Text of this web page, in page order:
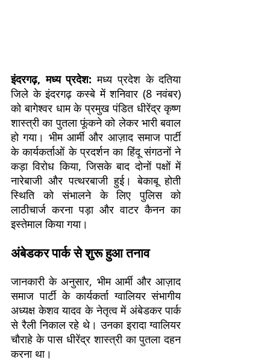
इंदरगढ़, मध्य प्रदेश: मध्य प्रदेश के दतिया
जिले के इंदरगढ़ कस्बे में शनिवार (8 नवंबर)
को बागेश्वर धाम के प्रमुख पंडित धीरेंद्र कृष्ण
शास्त्री का पुतला फूंकने को लेकर भारी बवाल
हो गया। भीम आर्मी और आज़ाद समाज पार्टी
के कार्यकर्ताओं के प्रदर्शन का हिंदू संगठनों ने
कड़ा विरोध किया, जिसके बाद दोनों पक्षों में
नारेबाजी और पत्थरबाजी हुई। बेकाबू होती
स्थिति को संभालने के लिए पुलिस को
लाठीचार्ज करना पड़ा और वाटर कैनन का
इस्तेमाल किया गया।
अंबेडकर पार्क से शुरू हुआ तनाव
जानकारी के अनुसार, भीम आर्मी और आज़ाद
समाज पार्टी के कार्यकर्ता ग्वालियर संभागीय
अध्यक्ष केशव यादव के नेतृत्व में अंबेडकर पार्क
से रैली निकाल रहे थे। उनका इरादा ग्वालियर
चौराहे के पास धीरेंद्र शास्त्री का पुतला दहन
करना था।